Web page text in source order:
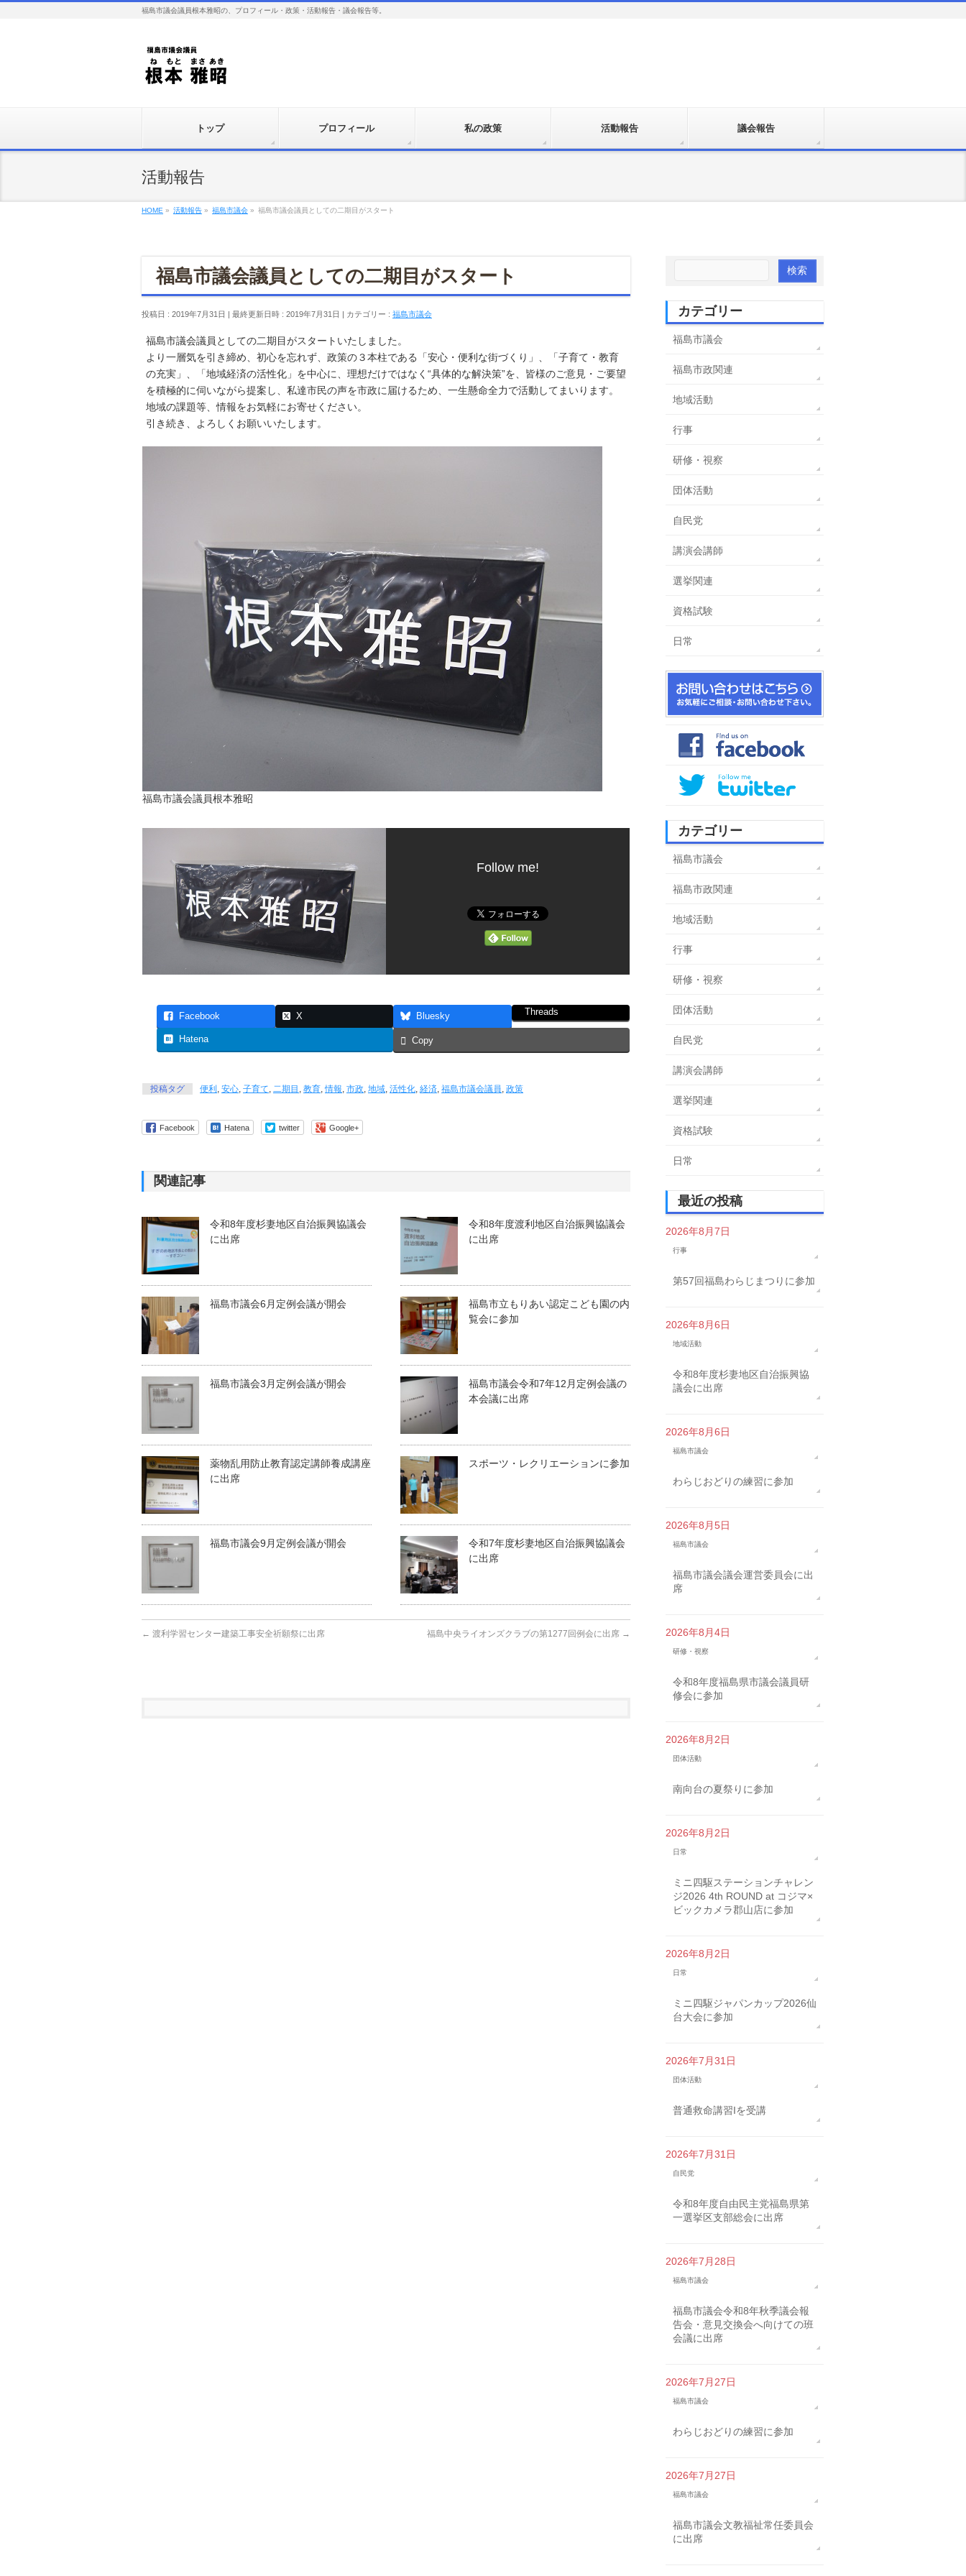
福島市議会議員根本雅昭の、プロフィール・政策・活動報告・議会報告等。
トップ プロフィール 私の政策 活動報告 議会報告
活動報告
HOME » 活動報告 » 福島市議会 » 福島市議会議員としての二期目がスタート
福島市議会議員としての二期目がスタート
投稿日 : 2019年7月31日 最終更新日時 : 2019年7月31日 カテゴリー : 福島市議会
福島市議会議員としての二期目がスタートいたしました。
より一層気を引き締め、初心を忘れず、政策の３本柱である「安心・便利な街づくり」、「子育て・教育
の充実」、「地域経済の活性化」を中心に、理想だけではなく“具体的な解決策”を、皆様のご意見・ご要望
を積極的に伺いながら提案し、私達市民の声を市政に届けるため、一生懸命全力で活動してまいります。
地域の課題等、情報をお気軽にお寄せください。
引き続き、よろしくお願いいたします。
福島市議会議員根本雅昭
Follow me!
Facebook X Bluesky Threads
Hatena Copy
投稿タグ 便利 , 安心, 子育て, 二期目 , 教育,情報, 市政, 地域, 活性化, 経済, 福島市議会議員, 政策
Facebook Hatena twitter Google+
関連記事
令和8年度杉妻地区自治振興協議会
に出席
令和8年度渡利地区自治振興協議会
に出席
福島市議会6月定例会議が開会
福島市立もりあい認定こども園の内
覧会に参加
福島市議会3月定例会議が開会
福島市議会令和7年12月定例会議の
本会議に出席
薬物乱用防止教育認定講師養成講座
に出席
スポーツ・レクリエーションに参加
福島市議会9月定例会議が開会
令和7年度杉妻地区自治振興協議会
に出席
← 渡利学習センター建築工事安全祈願祭に出席 福島中央ライオンズクラブの第1277回例会に出席 →
カテゴリー
福島市議会
福島市政関連
地域活動
行事
研修・視察
団体活動
自民党
講演会講師
選挙関連
資格試験
日常
カテゴリー
福島市議会
福島市政関連
地域活動
行事
研修・視察
団体活動
自民党
講演会講師
選挙関連
資格試験
日常
最近の投稿
2026年8月7日
行事
第57回福島わらじまつりに参加
2026年8月6日
地域活動
令和8年度杉妻地区自治振興協
議会に出席
2026年8月6日
福島市議会
わらじおどりの練習に参加
2026年8月5日
福島市議会
福島市議会議会運営委員会に出
席
2026年8月4日
研修・視察
令和8年度福島県市議会議員研
修会に参加
2026年8月2日
団体活動
南向台の夏祭りに参加
2026年8月2日
日常
ミニ四駆ステーションチャレン
ジ2026 4th ROUND at コジマ×
ビックカメラ郡山店に参加
2026年8月2日
日常
ミニ四駆ジャパンカップ2026仙
台大会に参加
2026年7月31日
団体活動
普通救命講習Iを受講
2026年7月31日
自民党
令和8年度自由民主党福島県第
一選挙区支部総会に出席
2026年7月28日
福島市議会
福島市議会令和8年秋季議会報
告会・意見交換会へ向けての班
会議に出席
2026年7月27日
福島市議会
わらじおどりの練習に参加
2026年7月27日
福島市議会
福島市議会文教福祉常任委員会
に出席